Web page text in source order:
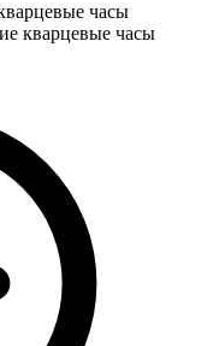
часы